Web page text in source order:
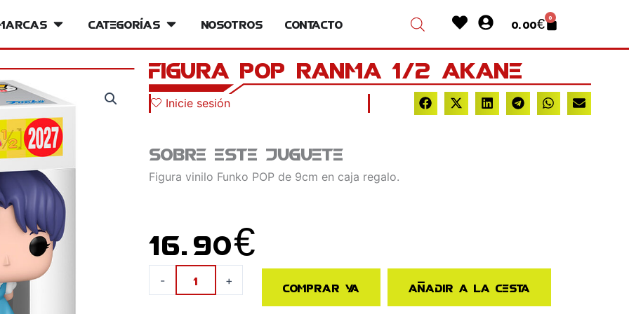
Open MarcasCategorías Open Categorías
Nosotros Contacto HeartUser-
circle
0.00€ 0
Cart
Figura POP Ranma 1/2 Akane
Inicie sesión
Sobre este juguete
Figura vinilo Funko POP de 9cm en caja regalo.
16.90€
-
POP
+ Comprar ya Añadir a la cesta